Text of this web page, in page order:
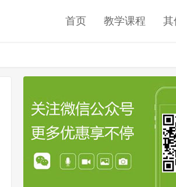
首页 教学课程 其